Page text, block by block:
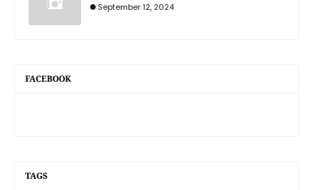
September 12, 2024
FACEBOOK
TAGS